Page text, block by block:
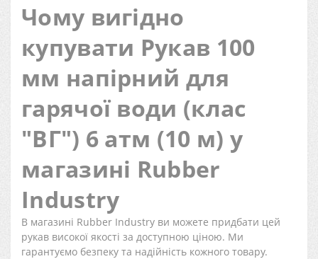
Чому вигідно
купувати Рукав 100
мм напірний для
гарячої води (клас
"ВГ") 6 атм (10 м) у
магазині Rubber
Industry
В магазині Rubber Industry ви можете придбати цей
рукав високої якості за доступною ціною. Ми
гарантуємо безпеку та надійність кожного товару.